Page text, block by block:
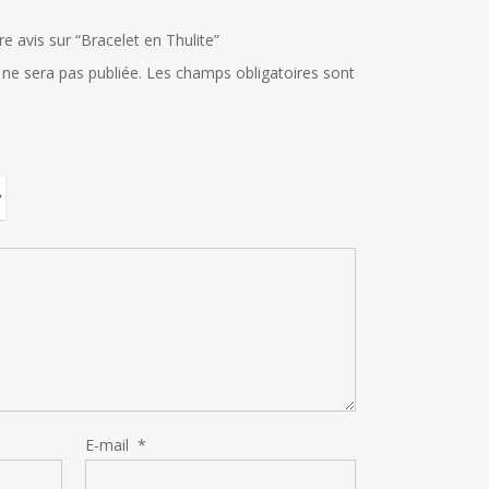
avis sur “Bracelet en Thulite”
sera pas publiée. Les champs obligatoires sont
E-mail *